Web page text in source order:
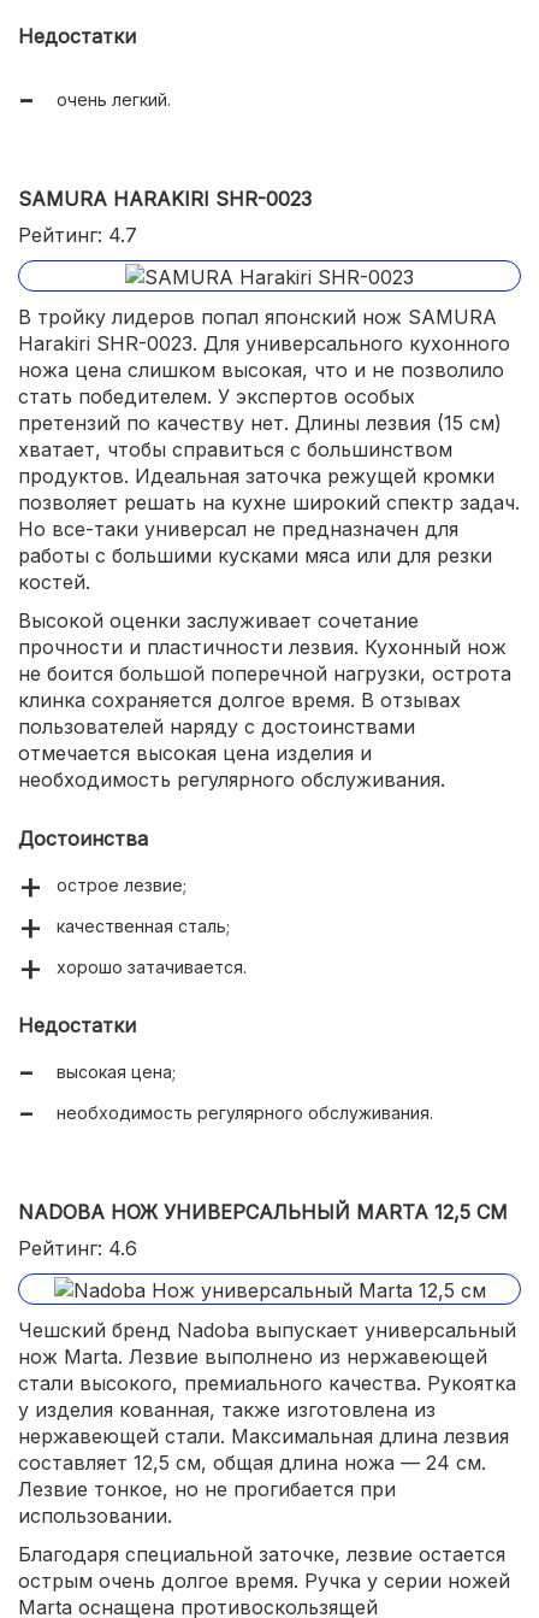
Недостатки
очень легкий.
SAMURA HARAKIRI SHR-0023
Рейтинг: 4.7
В тройку лидеров попал японский нож SAMURA
Harakiri SHR-0023. Для универсального кухонного
ножа цена слишком высокая, что и не позволило
стать победителем. У экспертов особых
претензий по качеству нет. Длины лезвия (15 см)
хватает, чтобы справиться с большинством
продуктов. Идеальная заточка режущей кромки
позволяет решать на кухне широкий спектр задач.
Но все-таки универсал не предназначен для
работы с большими кусками мяса или для резки
костей.
Высокой оценки заслуживает сочетание
прочности и пластичности лезвия. Кухонный нож
не боится большой поперечной нагрузки, острота
клинка сохраняется долгое время. В отзывах
пользователей наряду с достоинствами
отмечается высокая цена изделия и
необходимость регулярного обслуживания.
Достоинства
острое лезвие;
качественная сталь;
хорошо затачивается.
Недостатки
высокая цена;
необходимость регулярного обслуживания.
NADOBA НОЖ УНИВЕРСАЛЬНЫЙ MARTA 12,5 СМ
Рейтинг: 4.6
Чешский бренд Nadoba выпускает универсальный
нож Marta. Лезвие выполнено из нержавеющей
стали высокого, премиального качества. Рукоятка
у изделия кованная, также изготовлена из
нержавеющей стали. Максимальная длина лезвия
составляет 12,5 см, общая длина ножа — 24 см.
Лезвие тонкое, но не прогибается при
использовании.
Благодаря специальной заточке, лезвие остается
острым очень долгое время. Ручка у серии ножей
Marta оснащена противоскользящей